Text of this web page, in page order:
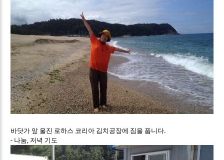
바닷가 앞 울진 로하스 코리아 김치공장에 짐을 풉니다.
- 나눔, 저녁 기도